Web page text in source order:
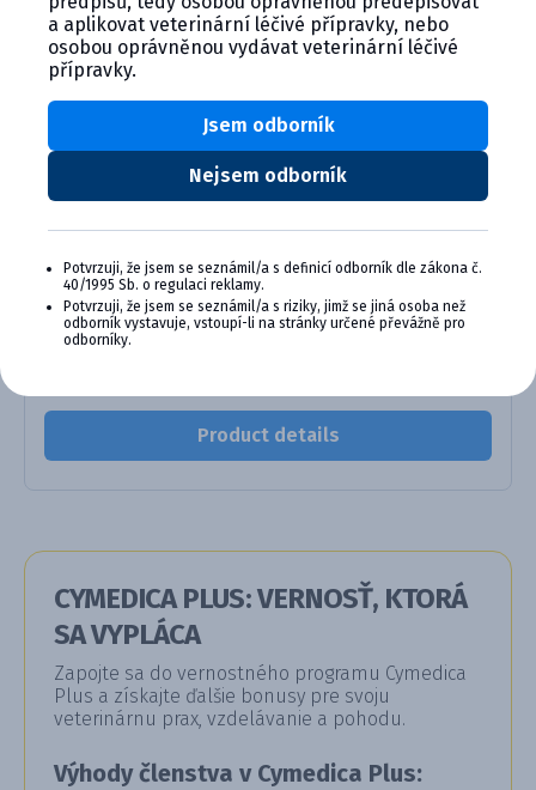
kolostra. Pomáha znižovať výskyt a závažnosť hnačiek,
čím podporuje zdravý štart teliat.
Alternativní produkty
Product details
CYMEDICA PLUS: VERNOSŤ, KTORÁ
SA VYPLÁCA
Zapojte sa do vernostného programu Cymedica
Plus a získajte ďalšie bonusy pre svoju
veterinárnu prax, vzdelávanie a pohodu.
Výhody členstva v Cymedica Plus:
a aplikovat veterinární léčivé přípravky, nebo
osobou oprávněnou vydávat veterinární léčivé
přípravky.
Nejsem odborník
Jsem odborník
Potvrzuji, že jsem se seznámil/a s definicí odborník dle zákona č.
40/1995 Sb. o regulaci reklamy.
Potvrzuji, že jsem se seznámil/a s riziky, jimž se jiná osoba než
odborník vystavuje, vstoupí-li na stránky určené převážně pro
odborníky.